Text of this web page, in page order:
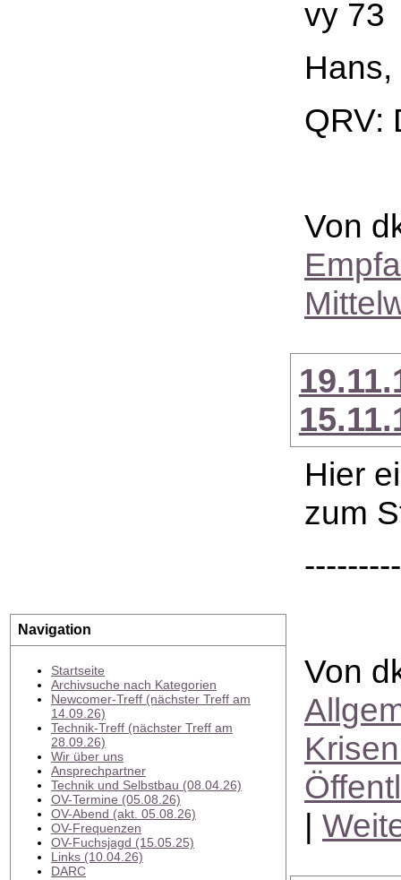
Navigation
Startseite
Archivsuche nach Kategorien
Newcomer-Treff (nächster Treff am
14.09.26)
Technik-Treff (nächster Treff am
28.09.26)
Wir über uns
Ansprechpartner
Technik und Selbstbau (08.04.26)
OV-Termine (05.08.26)
OV-Abend (akt. 05.08.26)
OV-Frequenzen
OV-Fuchsjagd (15.05.25)
Links (10.04.26)
DARC
vy 73
QRV:
Von
Hier
zum
Von
|